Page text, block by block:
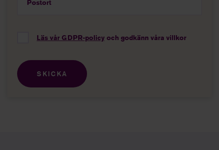
Postort
Läs vår GDPR-policy och godkänn våra villkor